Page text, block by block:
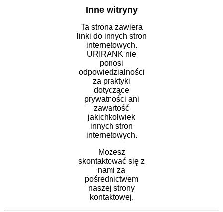
Inne witryny
Ta strona zawiera
linki do innych stron
internetowych.
URIRANK nie
ponosi
odpowiedzialności
za praktyki
dotyczące
prywatności ani
zawartość
jakichkolwiek
innych stron
internetowych.
Możesz
skontaktować się z
nami za
pośrednictwem
naszej strony
kontaktowej.